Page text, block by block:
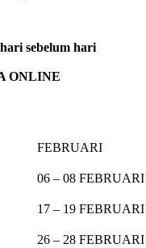
sebelum hari
ONLINE
FEBRUARI
06 – 08 FEBRUARI
17 – 19 FEBRUARI
26 – 28 FEBRUARI